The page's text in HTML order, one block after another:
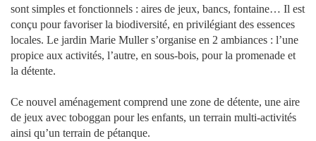
sont simples et fonctionnels : aires de jeux, bancs, fontaine… Il est
conçu pour favoriser la biodiversité, en privilégiant des essences
locales. Le jardin Marie Muller s’organise en 2 ambiances : l’une
propice aux activités, l’autre, en sous-bois, pour la promenade et
la détente.
Ce nouvel aménagement comprend une zone de détente, une aire
de jeux avec toboggan pour les enfants, un terrain multi-activités
ainsi qu’un terrain de pétanque.